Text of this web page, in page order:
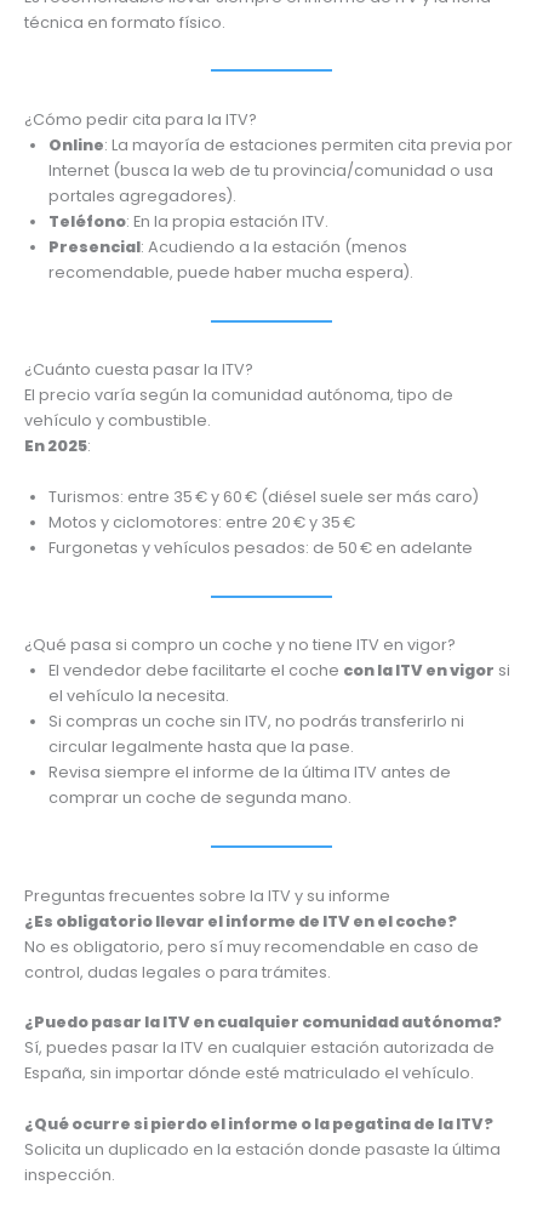
técnica en formato físico.
¿Cómo pedir cita para la ITV?
Online: La mayoría de estaciones permiten cita previa por
Internet (busca la web de tu provincia/comunidad o usa
portales agregadores).
Teléfono: En la propia estación ITV.
Presencial: Acudiendo a la estación (menos
recomendable, puede haber mucha espera).
¿Cuánto cuesta pasar la ITV?
El precio varía según la comunidad autónoma, tipo de
vehículo y combustible.
En 2025:
Turismos: entre 35 € y 60 € (diésel suele ser más caro)
Motos y ciclomotores: entre 20 € y 35 €
Furgonetas y vehículos pesados: de 50 € en adelante
¿Qué pasa si compro un coche y no tiene ITV en vigor?
El vendedor debe facilitarte el coche con la ITV en vigor si
el vehículo la necesita.
Si compras un coche sin ITV, no podrás transferirlo ni
circular legalmente hasta que la pase.
Revisa siempre el informe de la última ITV antes de
comprar un coche de segunda mano.
Preguntas frecuentes sobre la ITV y su informe
¿Es obligatorio llevar el informe de ITV en el coche?
No es obligatorio, pero sí muy recomendable en caso de
control, dudas legales o para trámites.
¿Puedo pasar la ITV en cualquier comunidad autónoma?
Sí, puedes pasar la ITV en cualquier estación autorizada de
España, sin importar dónde esté matriculado el vehículo.
¿Qué ocurre si pierdo el informe o la pegatina de la ITV?
Solicita un duplicado en la estación donde pasaste la última
inspección.